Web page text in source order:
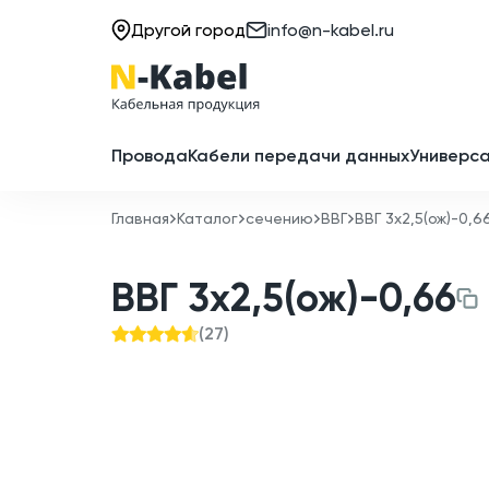
Другой город info@n-kabel.ru
ПроводаКабели передачи данных
Главная Каталог сечению ВВГ ВВГ 3x2,5(ож)-
ВВГ 3x2,5(ож)-0,66
(27)